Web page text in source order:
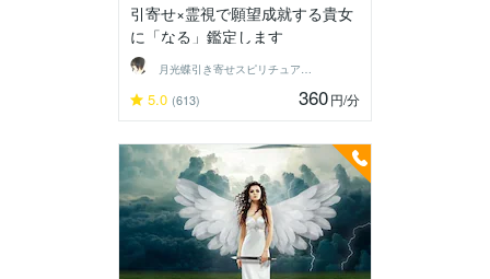
引寄せ×霊視で願望成就する貴女
に「なる」鑑定します
月光蝶引き寄せスピリチュアルカウンセラー
5.0 (613) 360円/分